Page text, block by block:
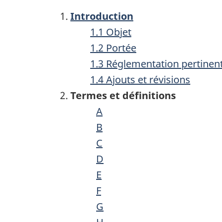
Introduction
1.1 Objet
1.2 Portée
1.3 Réglementation
1.4 Ajouts et révisions
Termes et définitions
A
B
C
D
E
F
G